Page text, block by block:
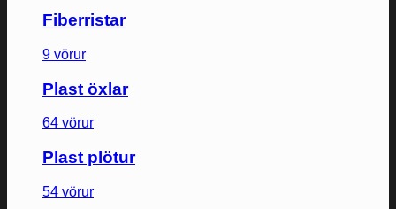
Fiberristar
9 vörur
Plast öxlar
64 vörur
Plast plötur
54 vörur